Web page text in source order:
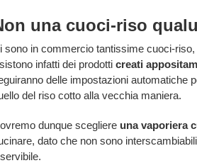
una cuoci-riso
sono in commercio tantissime cuoci-
infatti dei prodotti creati
delle impostazioni automatiche
del riso cotto alla vecchia maniera.
dunque scegliere una vaporiera
dato che non sono